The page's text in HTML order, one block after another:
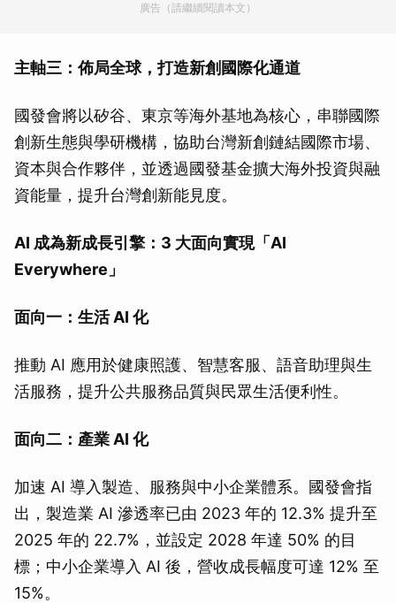
廣告（請繼續閱讀本文）
主軸三：佈局全球，打造新創國際化通道
國發會將以矽谷、東京等海外基地為核心，串聯國際
創新生態與學研機構，協助台灣新創鏈結國際市場、
資本與合作夥伴，並透過國發基金擴大海外投資與融
資能量，提升台灣創新能見度。
AI 成為新成長引擎：3 大面向實現「AI
Everywhere」
面向一：生活 AI 化
推動 AI 應用於健康照護、智慧客服、語音助理與生
活服務，提升公共服務品質與民眾生活便利性。
面向二：產業 AI 化
加速 AI 導入製造、服務與中小企業體系。國發會指
出，製造業 AI 滲透率已由 2023 年的 12.3% 提升至
2025 年的 22.7%，並設定 2028 年達 50% 的目
標；中小企業導入 AI 後，營收成長幅度可達 12% 至
15%。